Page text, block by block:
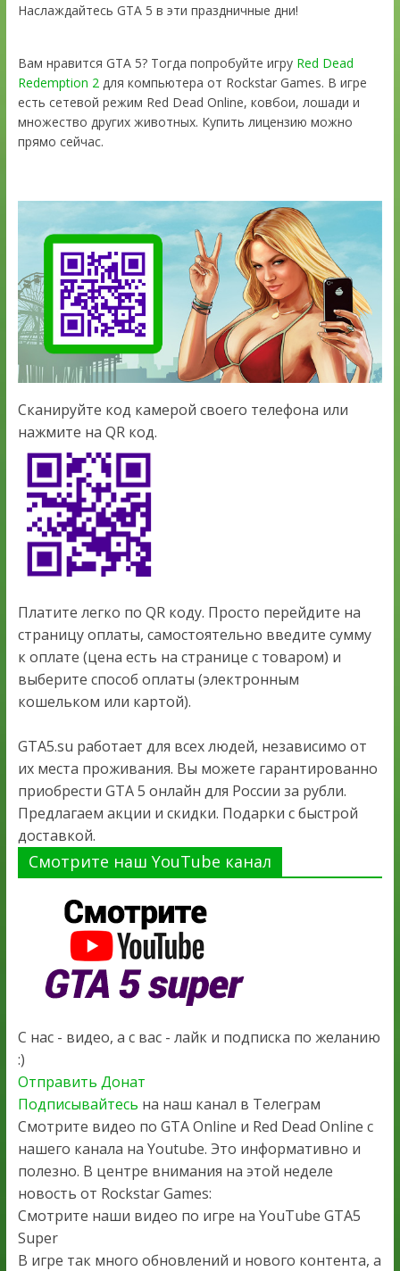
Наслаждайтесь GTA 5 в эти праздничные дни!
Вам нравится GTA 5? Тогда попробуйте игру Red Dead
Redemption 2 для компьютера от Rockstar Games. В игре
есть сетевой режим Red Dead Online, ковбои, лошади и
множество других животных. Купить лицензию можно
прямо сейчас.
Сканируйте код камерой своего телефона или
нажмите на QR код.
Платите легко по QR коду. Просто перейдите на
страницу оплаты, самостоятельно введите сумму
к оплате (цена есть на странице с товаром) и
выберите способ оплаты (электронным
кошельком или картой).
GTA5.su работает для всех людей, независимо от
их места проживания. Вы можете гарантированно
приобрести GTA 5 онлайн для России за рубли.
Предлагаем акции и скидки. Подарки с быстрой
доставкой.
Смотрите наш YouTube канал
С нас - видео, а с вас - лайк и подписка по желанию
:)
Отправить Донат
Подписывайтесь на наш канал в Телеграм
Смотрите видео по GTA Online и Red Dead Online с
нашего канала на Youtube. Это информативно и
полезно. В центре внимания на этой неделе
новость от Rockstar Games:
Смотрите наши видео по игре на YouTube GTA5
Super
В игре так много обновлений и нового контента, а